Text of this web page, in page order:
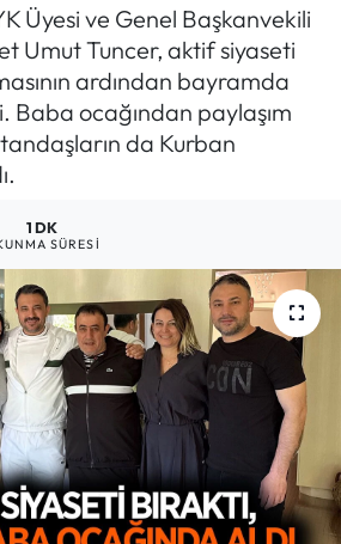
Üyesi ve Genel Başkanvekili
Umut Tuncer, aktif siyaseti
ardından bayramda
Baba ocağından paylaşım
da Kurban
1 DK
SÜRESI